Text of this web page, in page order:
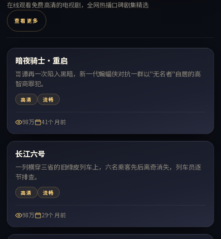
在线观看免费高清的电视剧，全网热播口碑剧集精选
查看更多
热门
暗夜骑士·重启
哥谭再一次陷入黑暗，新一代蝙蝠侠对抗一群以"无名者"自居的高
智商罪犯。
高清 流畅
98万 41个月前
热门
长江六号
一列横穿三省的旧绿皮列车上，六名乘客先后离奇消失，列车员逐
节排查。
高清 流畅
98万 29个月前